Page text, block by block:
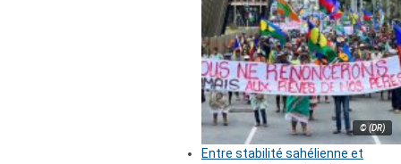
© (DR)
Entre stabilité sahélienne et